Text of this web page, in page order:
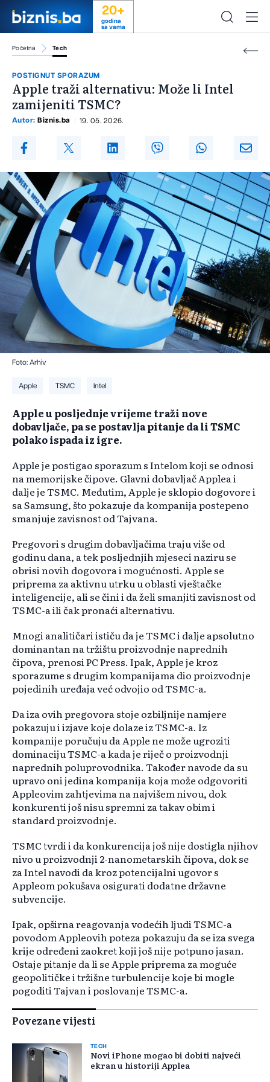
20+
godina
sa vama
Početna Tech
POSTIGNUT SPORAZUM
Apple traži alternativu: Može li Intel
zamijeniti TSMC?
Autor: Biznis.ba 19. 05. 2026.
Foto: Arhiv
Apple TSMC Intel
Apple u posljednje vrijeme traži nove
dobavljače, pa se postavlja pitanje da li TSMC
polako ispada iz igre.
Apple je postigao sporazum s Intelom koji se odnosi
na memorijske čipove. Glavni dobavljač Applea i
dalje je TSMC. Međutim, Apple je sklopio dogovore i
sa Samsung, što pokazuje da kompanija postepeno
smanjuje zavisnost od Tajvana.
Pregovori s drugim dobavljačima traju više od
godinu dana, a tek posljednjih mjeseci naziru se
obrisi novih dogovora i mogućnosti. Apple se
priprema za aktivnu utrku u oblasti vještačke
inteligencije, ali se čini i da želi smanjiti zavisnost od
TSMC-a ili čak pronaći alternativu.
Mnogi analitičari ističu da je TSMC i dalje apsolutno
dominantan na tržištu proizvodnje naprednih
čipova, prenosi PC Press. Ipak, Apple je kroz
sporazume s drugim kompanijama dio proizvodnje
pojedinih uređaja već odvojio od TSMC-a.
Da iza ovih pregovora stoje ozbiljnije namjere
pokazuju i izjave koje dolaze iz TSMC-a. Iz
kompanije poručuju da Apple ne može ugroziti
dominaciju TSMC-a kada je riječ o proizvodnji
naprednih poluprovodnika. Također navode da su
upravo oni jedina kompanija koja može odgovoriti
Appleovim zahtjevima na najvišem nivou, dok
konkurenti još nisu spremni za takav obim i
standard proizvodnje.
TSMC tvrdi i da konkurencija još nije dostigla njihov
nivo u proizvodnji 2-nanometarskih čipova, dok se
za Intel navodi da kroz potencijalni ugovor s
Appleom pokušava osigurati dodatne državne
subvencije.
Ipak, opširna reagovanja vodećih ljudi TSMC-a
povodom Appleovih poteza pokazuju da se iza svega
krije određeni zaokret koji još nije potpuno jasan.
Ostaje pitanje da li se Apple priprema za moguće
geopolitičke i tržišne turbulencije koje bi mogle
pogoditi Tajvan i poslovanje TSMC-a.
Povezane vijesti
TECH
Novi iPhone mogao bi dobiti najveći
ekran u historiji Applea